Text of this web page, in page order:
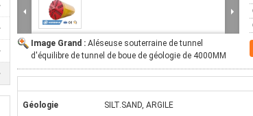
Image Grand : Aléseuse souterraine de tunnel
d'équilibre de tunnel de boue de géologie de 4000MM
Géologie
SILT.SAND, ARGILE